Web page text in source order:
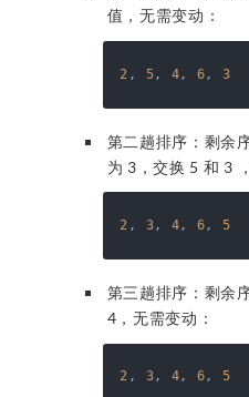
值，无需变动：
2 , 5, 4, 6, 3
第二趟排序：剩余
为 3，交换 5 和 3
2 , 3, 4, 6, 5
第三趟排序：剩余
4，无需变动：
2 , 3, 4, 6, 5